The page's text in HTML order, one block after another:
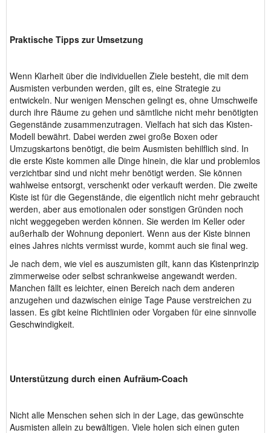
Praktische Tipps zur Umsetzung
Wenn Klarheit über die individuellen Ziele besteht, die mit dem
Ausmisten verbunden werden, gilt es, eine Strategie zu
entwickeln. Nur wenigen Menschen gelingt es, ohne Umschweife
durch ihre Räume zu gehen und sämtliche nicht mehr benötigten
Gegenstände zusammenzutragen. Vielfach hat sich das Kisten-
Modell bewährt. Dabei werden zwei große Boxen oder
Umzugskartons benötigt, die beim Ausmisten behilflich sind. In
die erste Kiste kommen alle Dinge hinein, die klar und problemlos
verzichtbar sind und nicht mehr benötigt werden. Sie können
wahlweise entsorgt, verschenkt oder verkauft werden. Die zweite
Kiste ist für die Gegenstände, die eigentlich nicht mehr gebraucht
werden, aber aus emotionalen oder sonstigen Gründen noch
nicht weggegeben werden können. Sie werden im Keller oder
außerhalb der Wohnung deponiert. Wenn aus der Kiste binnen
eines Jahres nichts vermisst wurde, kommt auch sie final weg.
Je nach dem, wie viel es auszumisten gilt, kann das Kistenprinzip
zimmerweise oder selbst schrankweise angewandt werden.
Manchen fällt es leichter, einen Bereich nach dem anderen
anzugehen und dazwischen einige Tage Pause verstreichen zu
lassen. Es gibt keine Richtlinien oder Vorgaben für eine sinnvolle
Geschwindigkeit.
Unterstützung durch einen Aufräum-Coach
Nicht alle Menschen sehen sich in der Lage, das gewünschte
Ausmisten allein zu bewältigen. Viele holen sich einen guten